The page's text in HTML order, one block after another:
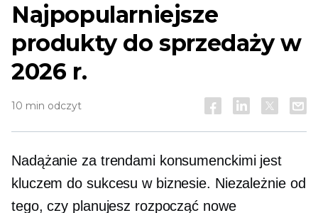
Najpopularniejsze
produkty do sprzedaży w
2026 r.
10 min odczyt
Nadążanie za trendami konsumenckimi jest
kluczem do sukcesu w biznesie. Niezależnie od
tego, czy planujesz rozpocząć nowe